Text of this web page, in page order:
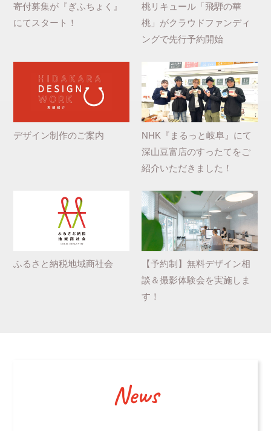
寄付募集が『ぎふちょく』
にてスタート！
桃リキュール「飛騨の華
桃」がクラウドファンディ
ングで先行予約開始
デザイン制作のご案内
NHK『まるっと岐阜』にて
深山豆富店のすったてをご
紹介いただきました！
ふるさと納税地域商社会
【予約制】無料デザイン相
談＆撮影体験会を実施しま
す！
News